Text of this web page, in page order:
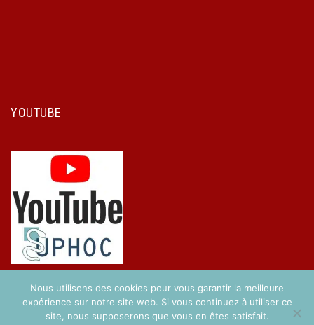
YOUTUBE
Nous utilisons des cookies pour vous garantir la meilleure
expérience sur notre site web. Si vous continuez à utiliser ce
site, nous supposerons que vous en êtes satisfait.